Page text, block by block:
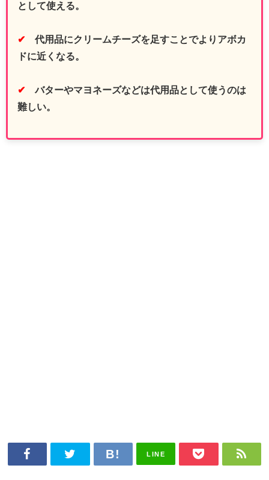
として使える。
✔ 代用品にクリームチーズを足すことでよりアボカ
ドに近くなる。
✔ バターやマヨネーズなどは代用品として使うのは
難しい。
LINE